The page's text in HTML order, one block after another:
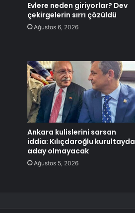
Evlere neden giriyorlar? Dev
çekirgelerin sırrı çözüldü
Ağustos 6, 2026
Ankara kulislerini sarsan
iddia: Kılıçdaroğlu kurultayda
aday olmayacak
Ağustos 5, 2026